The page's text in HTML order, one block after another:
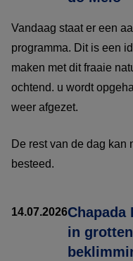
Vandaag staat er een
programma. Dit is een
maken met dit fraaie
ochtend. u wordt
weer afgezet.
De rest van de dag kan
besteed.
14.07.2026Chapada
in